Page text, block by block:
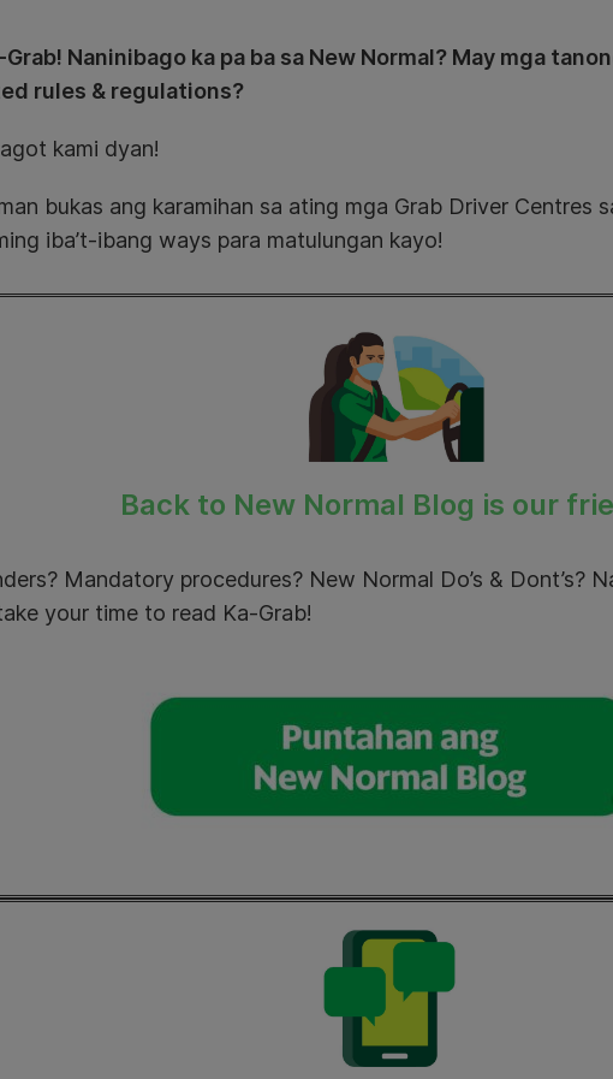
Grab! Naninibago ka pa ba sa New Normal? May mga
rules & regulations?
kami dyan!
bukas ang karamihan sa ating mga Grab Driver Centres
iba’t-ibang ways para matulungan kayo!
Back to New Normal Blog is our
Mandatory procedures? New Normal Do’s & Dont’s?
your time to read Ka-Grab!